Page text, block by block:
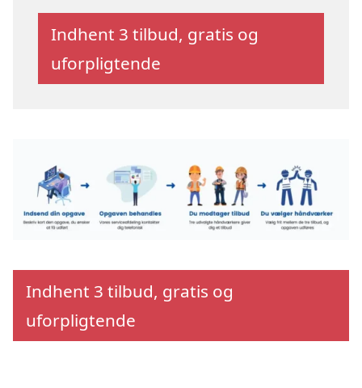
Indhent 3 tilbud, gratis og
uforpligtende
Indhent 3 tilbud, gratis og
uforpligtende